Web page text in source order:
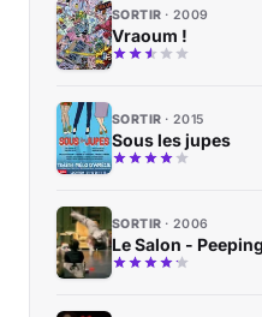
SORTIR 2009
Vraoum !
SORTIR 2015
Sous les jupes
SORTIR 2006
Le Salon -